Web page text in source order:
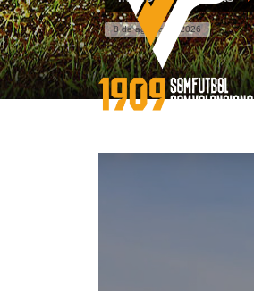
8 de agosto de 2026